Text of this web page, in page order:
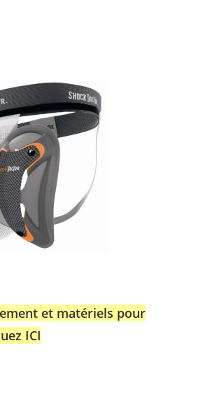
et matériels pour
ICI